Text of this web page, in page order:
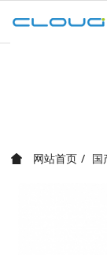
网站首页 国